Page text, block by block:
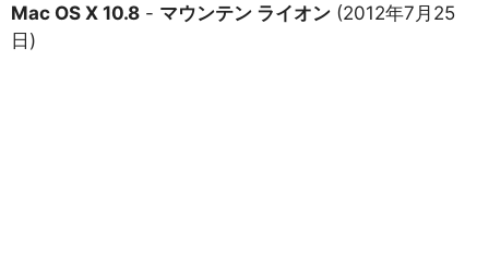
Mac OS X 10.8 - マウンテン ライオン (2012年7月25
日)